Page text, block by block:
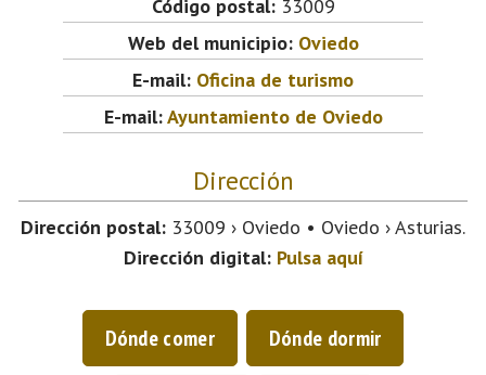
Código postal:33009
Web del municipio: Oviedo
E-mail: Oficina de turismo
E-mail:Ayuntamiento de Oviedo
Dirección
Dirección postal: 33009 › Oviedo • Oviedo › Asturias.
Dirección digital: Pulsa aquí
Dónde comer Dónde dormir